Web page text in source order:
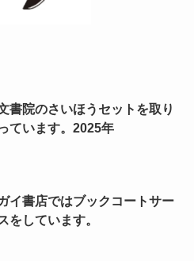
書院のさいほうセットを取り
ています。2025年
イ書店ではブックコートサー
をしています。